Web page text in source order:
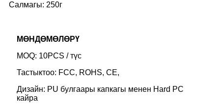
Салмагы: 250г
МӨНДӨМӨЛӨРҮ
MOQ: 10PCS / түс
Тастыктоо: FCC, ROHS, CE,
Дизайн: PU булгаары капкагы менен Hard PC
кайра